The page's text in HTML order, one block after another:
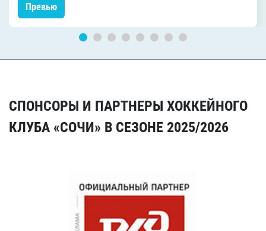
Превью
СПОНСОРЫ И ПАРТНЕРЫ ХОККЕЙНОГО
КЛУБА «СОЧИ» В СЕЗОНЕ 2025/2026